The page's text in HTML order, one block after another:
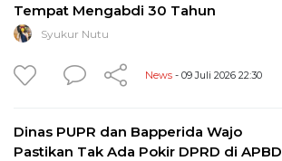
Tempat Mengabdi 30 Tahun
Syukur Nutu
News - 09 Juli 2026 22:30
Dinas PUPR dan Bapperida Wajo
Pastikan Tak Ada Pokir DPRD di APBD